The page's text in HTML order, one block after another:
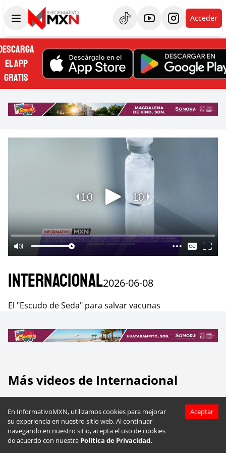
En InformativoMXN, utilizamos cookies para mejorar
su experiencia en nuestro sitio web. Al continuar
navegando en nuestro sitio, acepta el uso de cookies
de acuerdo con nuestra Política de Privacidad.
Aceptar
Acceder
EL APP
GRATIS
Internacional2026-06-08
El "Escudo de Seda" para salvar vacunas
Más videos de Internacional